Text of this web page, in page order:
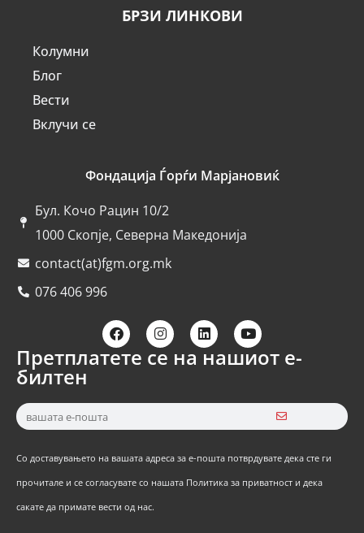
БРЗИ ЛИНКОВИ
Колумни
Блог
Вести
Вклучи се
Фондација Ѓорѓи Марјановиќ
Бул. Кочо Рацин 10/2
1000 Скопје, Северна Македонија
contact(at)fgm.org.mk
076 406 996
Претплатете се на нашиот е-
билтен
Со доставувањето на вашата адреса за е-пошта потврдувате дека сте ги
прочитале и се согласувате со нашата Политика за приватност и дека
сакате да примате вести од нас.